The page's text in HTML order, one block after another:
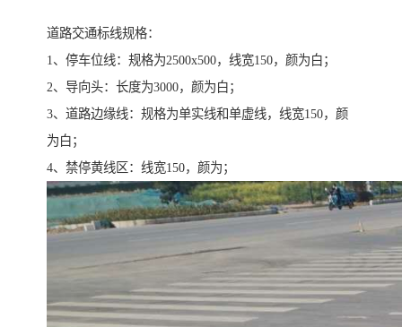
道路交通标线规格：
1、停车位线：规格为2500x500，线宽150，颜为白；
2、导向头：长度为3000，颜为白；
3、道路边缘线：规格为单实线和单虚线，线宽150，颜
为白；
4、禁停黄线区：线宽150，颜为；